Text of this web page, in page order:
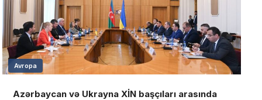
Avropa
Azərbaycan və Ukrayna XİN başçıları arasında